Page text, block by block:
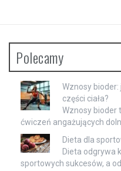
Polecamy
Wznosy bioder:
części ciała?
Wznosy bioder
ćwiczeń angażujących
Dieta dla
Dieta odgrywa
sportowych sukcesów, a